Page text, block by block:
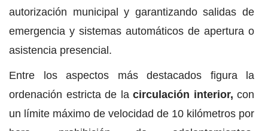
autorización municipal y garantizando salidas de
emergencia y sistemas automáticos de apertura o
asistencia presencial.
Entre los aspectos más destacados figura la
ordenación estricta de lacirculación interior, con
un límite máximo de velocidad de 10 kilómetros por